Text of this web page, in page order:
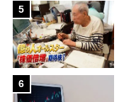
5
6